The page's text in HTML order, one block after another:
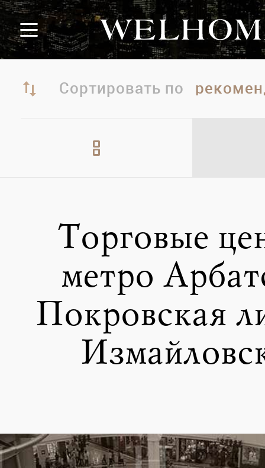
Сортировать по
Торговые
метро
Покровская